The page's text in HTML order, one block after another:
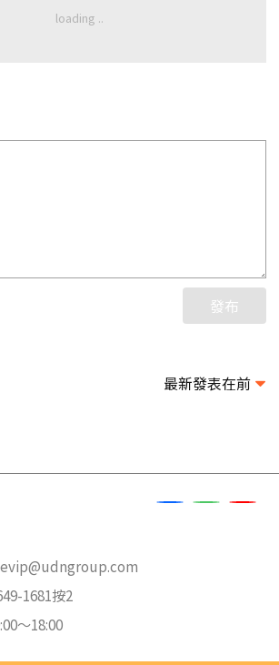
發布
最新發表在前
1681按2
～18:00